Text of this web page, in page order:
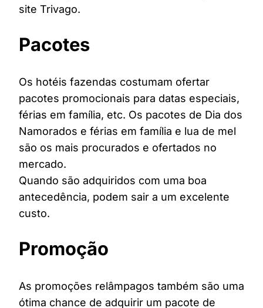
site Trivago.
Pacotes
Os hotéis fazendas costumam ofertar
pacotes promocionais para datas especiais,
férias em família, etc. Os pacotes de Dia dos
Namorados e férias em família e lua de mel
são os mais procurados e ofertados no
mercado.
Quando são adquiridos com uma boa
antecedência, podem sair a um excelente
custo.
Promoção
As promoções relâmpagos também são uma
ótima chance de adquirir um pacote de